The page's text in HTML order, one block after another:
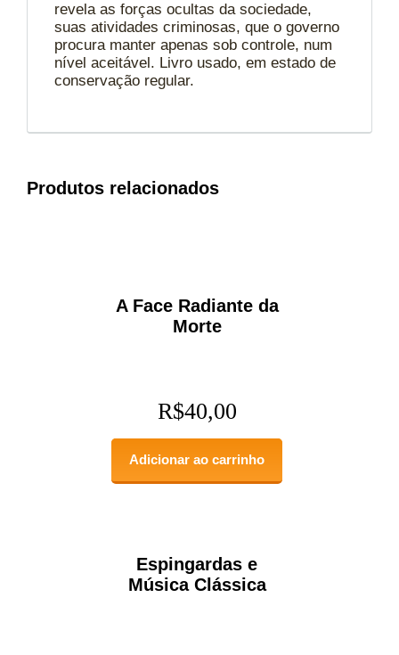
revela as forças ocultas da sociedade,
suas atividades criminosas, que o governo
procura manter apenas sob controle, num
nível aceitável. Livro usado, em estado de
conservação regular.
Produtos relacionados
A Face Radiante da
Morte
R$40,00
Adicionar ao carrinho
Espingardas e
Música Clássica